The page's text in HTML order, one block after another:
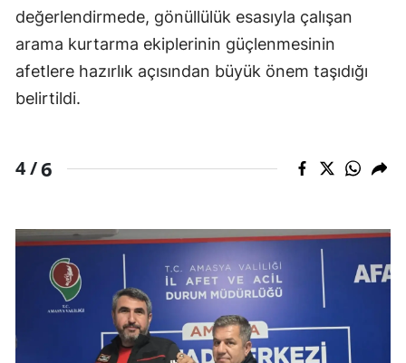
değerlendirmede, gönüllülük esasıyla çalışan
arama kurtarma ekiplerinin güçlenmesinin
afetlere hazırlık açısından büyük önem taşıdığı
belirtildi.
4 /6